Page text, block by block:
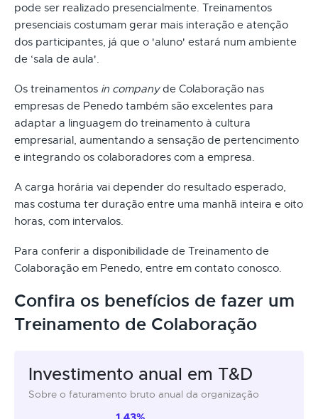
pode ser realizado presencialmente. Treinamentos
presenciais costumam gerar mais interação e atenção
dos participantes, já que o 'aluno' estará num ambiente
de ‘sala de aula'.
Os treinamentos in companyde Colaboração nas
empresas de Penedo também são excelentes para
adaptar a linguagem do treinamento à cultura
empresarial, aumentando a sensação de pertencimento
e integrando os colaboradores com a empresa.
A carga horária vai depender do resultado esperado,
mas costuma ter duração entre uma manhã inteira e oito
horas, com intervalos.
Para conferir a disponibilidade de Treinamento de
Colaboração em Penedo, entre em contato conosco.
Confira os benefícios de fazer um
Treinamento de Colaboração
Investimento anual em T&D
Sobre o faturamento bruto anual da organização